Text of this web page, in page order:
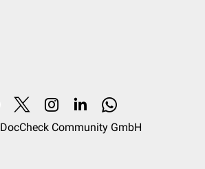
DocCheck Community GmbH